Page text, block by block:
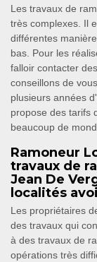
Les travaux de
très complexes. Il
différentes
bas. Pour les
falloir contacter
conseillons de
plusieurs années
propose des tarifs
beaucoup de
Ramoneur
travaux de
Jean De
localités
Les propriétaires
des travaux qui
à des travaux de
opérations très